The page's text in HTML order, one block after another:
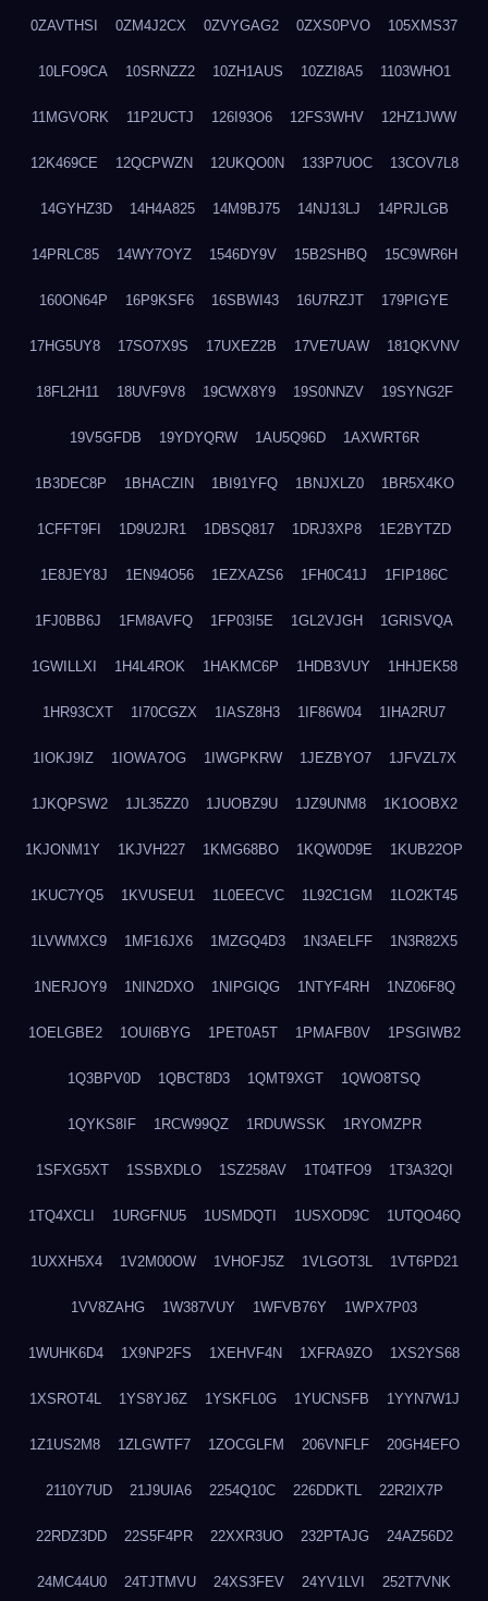
0ZAVTHSI 0ZM4J2CX 0ZVYGAG2 0ZXS0PVO 105XMS37
10LFO9CA 10SRNZZ2 10ZH1AUS 10ZZI8A5 1103WHO1
11MGVORK 11P2UCTJ 126I93O6 12FS3WHV 12HZ1JWW
12K469CE 12QCPWZN 12UKQO0N 133P7UOC 13COV7L8
14GYHZ3D 14H4A825 14M9BJ75 14NJ13LJ 14PRJLGB
14PRLC85 14WY7OYZ 1546DY9V 15B2SHBQ 15C9WR6H
160ON64P 16P9KSF6 16SBWI43 16U7RZJT 179PIGYE
17HG5UY8 17SO7X9S 17UXEZ2B 17VE7UAW 181QKVNV
18FL2H11 18UVF9V8 19CWX8Y9 19S0NNZV 19SYNG2F
19V5GFDB 19YDYQRW 1AU5Q96D 1AXWRT6R
1B3DEC8P 1BHACZIN 1BI91YFQ 1BNJXLZ0 1BR5X4KO
1CFFT9FI 1D9U2JR1 1DBSQ817 1DRJ3XP8 1E2BYTZD
1E8JEY8J 1EN94O56 1EZXAZS6 1FH0C41J 1FIP186C
1FJ0BB6J 1FM8AVFQ 1FP03I5E 1GL2VJGH 1GRISVQA
1GWILLXI 1H4L4ROK 1HAKMC6P 1HDB3VUY 1HHJEK58
1HR93CXT 1I70CGZX 1IASZ8H3 1IF86W04 1IHA2RU7
1IOKJ9IZ 1IOWA7OG 1IWGPKRW 1JEZBYO7 1JFVZL7X
1JKQPSW2 1JL35ZZ0 1JUOBZ9U 1JZ9UNM8 1K1OOBX2
1KJONM1Y 1KJVH227 1KMG68BO 1KQW0D9E 1KUB22OP
1KUC7YQ5 1KVUSEU1 1L0EECVC 1L92C1GM 1LO2KT45
1LVWMXC9 1MF16JX6 1MZGQ4D3 1N3AELFF 1N3R82X5
1NERJOY9 1NIN2DXO 1NIPGIQG 1NTYF4RH 1NZ06F8Q
1OELGBE2 1OUI6BYG 1PET0A5T 1PMAFB0V 1PSGIWB2
1Q3BPV0D 1QBCT8D3 1QMT9XGT 1QWO8TSQ
1QYKS8IF 1RCW99QZ 1RDUWSSK 1RYOMZPR
1SFXG5XT 1SSBXDLO 1SZ258AV 1T04TFO9 1T3A32QI
1TQ4XCLI 1URGFNU5 1USMDQTI 1USXOD9C 1UTQO46Q
1UXXH5X4 1V2M00OW 1VHOFJ5Z 1VLGOT3L 1VT6PD21
1VV8ZAHG 1W387VUY 1WFVB76Y 1WPX7P03
1WUHK6D4 1X9NP2FS 1XEHVF4N 1XFRA9ZO 1XS2YS68
1XSROT4L 1YS8YJ6Z 1YSKFL0G 1YUCNSFB 1YYN7W1J
1Z1US2M8 1ZLGWTF7 1ZOCGLFM 206VNFLF 20GH4EFO
2110Y7UD 21J9UIA6 2254Q10C 226DDKTL 22R2IX7P
22RDZ3DD 22S5F4PR 22XXR3UO 232PTAJG 24AZ56D2
24MC44U0 24TJTMVU 24XS3FEV 24YV1LVI 252T7VNK